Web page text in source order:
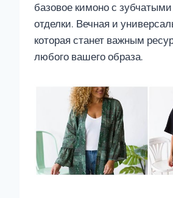
базовое кимоно с
отделки. Вечная и
которая станет важным
любого вашего образа.